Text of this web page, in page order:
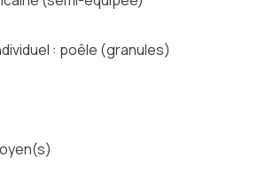
: poêle (granules)